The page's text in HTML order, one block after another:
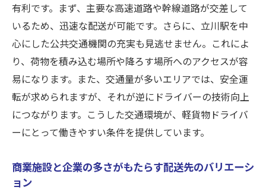
有利です。まず、主要な高速道路や幹線道路が交差して
いるため、迅速な配送が可能です。さらに、立川駅を中
心にした公共交通機関の充実も見逃せません。これによ
り、荷物を積み込む場所や降ろす場所へのアクセスが容
易になります。また、交通量が多いエリアでは、安全運
転が求められますが、それが逆にドライバーの技術向上
につながります。こうした交通環境が、軽貨物ドライバ
ーにとって働きやすい条件を提供しています。
商業施設と企業の多さがもたらす配送先のバリエーシ
ョン